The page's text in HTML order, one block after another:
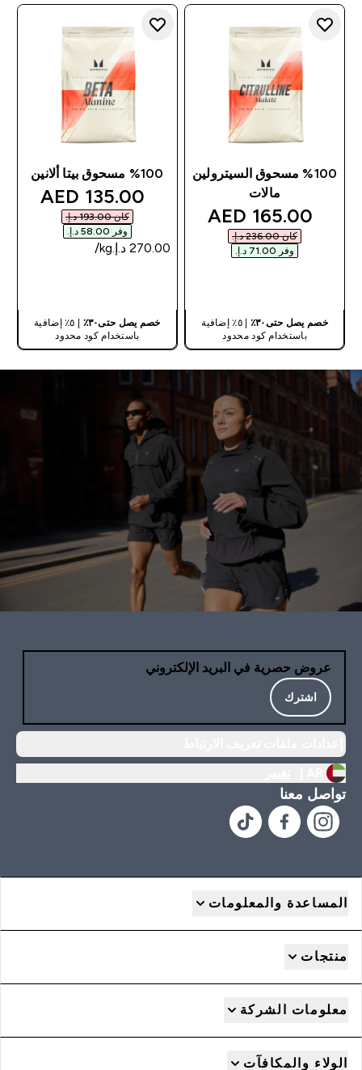
%100 مسحوق السيترولين
مالات
discounted price
165.00 AED‎
كان ‏236.00 د.إ.‏‎
وفر ‏71.00 د.إ.‏‎
خصم يصل حتى٣٠٪
| ٥٪ إضافية
باستخدام كود محدود
%100 مسحوق بيتا ألانين
price
135.00 AED‎
كان ‏193.00 د.إ.‏‎
وفر ‏58.00 د.إ.‏‎
خصم يصل حتى٣٠٪
| ٥٪ إضافية
باستخدام كود محدود
عروض حصرية في البريد الإلكتروني
اشترك
تواصل معنا
المساعدة والمعلومات
منتجات
معلومات الشركة
الولاء والمكافآت